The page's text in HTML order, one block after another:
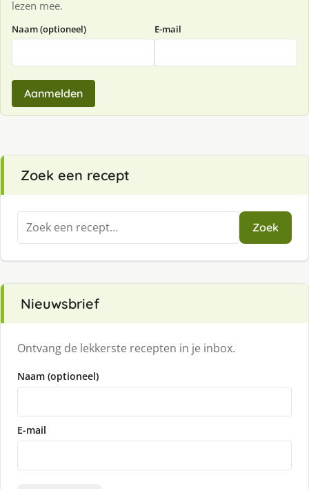
lezen mee.
Naam (optioneel) E-mail
Aanmelden
Zoek een recept
Zoeken
naar:
Zoek
Nieuwsbrief
Ontvang de lekkerste recepten in je inbox.
Naam (optioneel)
E-mail